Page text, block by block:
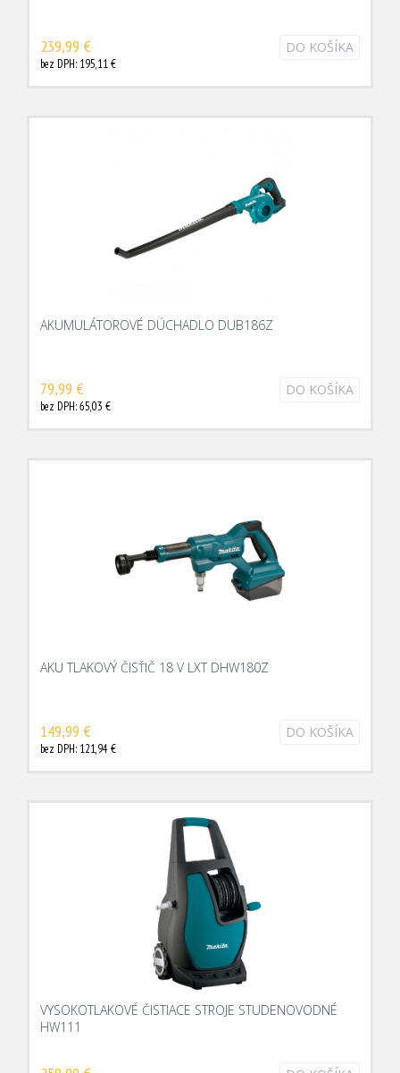
239,99 €
bez DPH: 195,11 €
DO KOŠÍKA
AKUMULÁTOROVÉ DÚCHADLO DUB186Z
79,99 €
bez DPH: 65,03 €
DO KOŠÍKA
AKU TLAKOVÝ ČISŤIČ 18 V LXT DHW180Z
149,99 €
bez DPH: 121,94 €
DO KOŠÍKA
VYSOKOTLAKOVÉ ČISTIACE STROJE STUDENOVODNÉ
HW111